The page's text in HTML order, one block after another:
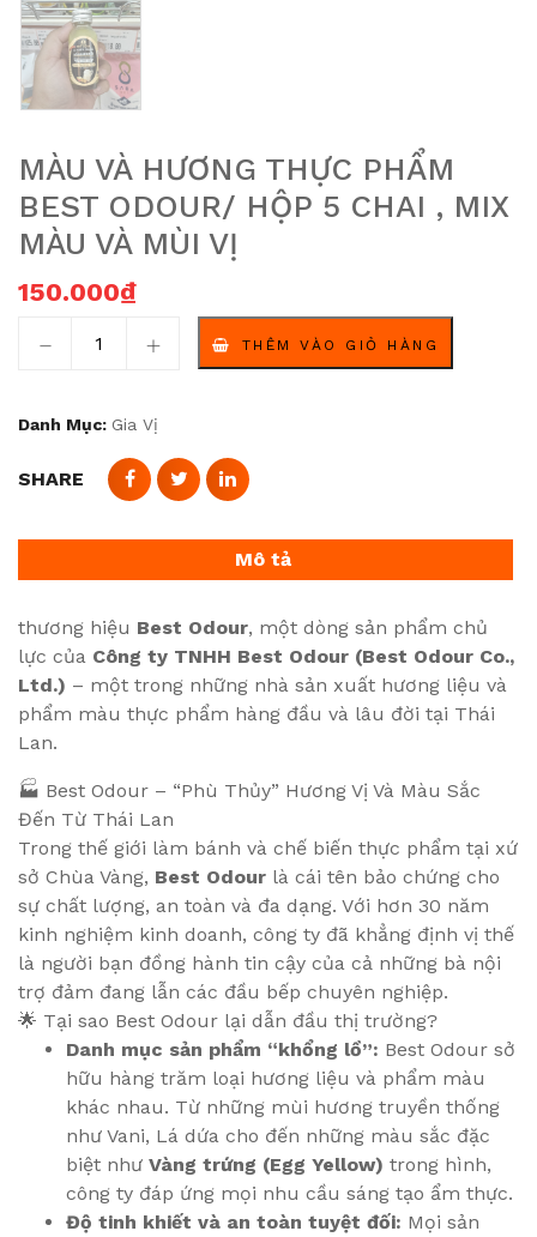
MÀU VÀ HƯƠNG THỰC PHẨM
BEST ODOUR/ HỘP 5 CHAI , MIX
MÀU VÀ MÙI VỊ
150.000₫
THÊM VÀO GIỎ HÀNG
Danh Mục: Gia Vị
SHARE
Mô tả
thương hiệu Best Odour, một dòng sản phẩm chủ
lực của Công ty TNHH Best Odour (Best Odour Co.,
Ltd.) – một trong những nhà sản xuất hương liệu và
phẩm màu thực phẩm hàng đầu và lâu đời tại Thái
Lan.
🏭 Best Odour – “Phù Thủy” Hương Vị Và Màu Sắc
Đến Từ Thái Lan
Trong thế giới làm bánh và chế biến thực phẩm tại xứ
sở Chùa Vàng, Best Odour là cái tên bảo chứng cho
sự chất lượng, an toàn và đa dạng. Với hơn 30 năm
kinh nghiệm kinh doanh, công ty đã khẳng định vị thế
là người bạn đồng hành tin cậy của cả những bà nội
trợ đảm đang lẫn các đầu bếp chuyên nghiệp.
🌟 Tại sao Best Odour lại dẫn đầu thị trường?
Danh mục sản phẩm “khổng lồ”: Best Odour sở
hữu hàng trăm loại hương liệu và phẩm màu
khác nhau. Từ những mùi hương truyền thống
như Vani, Lá dứa cho đến những màu sắc đặc
biệt như Vàng trứng (Egg Yellow) trong hình,
công ty đáp ứng mọi nhu cầu sáng tạo ẩm thực.
Độ tinh khiết và an toàn tuyệt đối: Mọi sản